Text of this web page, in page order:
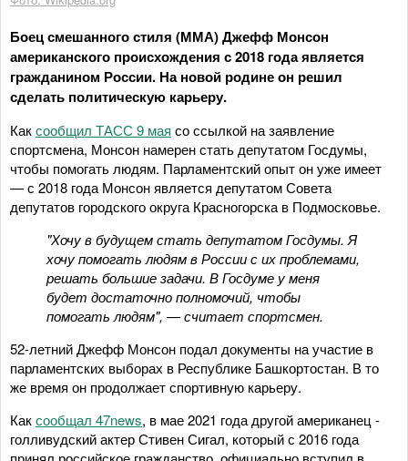
Боец смешанного стиля (ММА) Джефф Монсон
американского происхождения с 2018 года является
гражданином России. На новой родине он решил
сделать политическую карьеру.
Каксообщил ТАСС 9 мая со ссылкой на заявление
спортсмена, Монсон намерен стать депутатом Госдумы,
чтобы помогать людям. Парламентский опыт он уже имеет
— с 2018 года Монсон является депутатом Совета
депутатов городского округа Красногорска в Подмосковье.
"Хочу в будущем стать депутатом Госдумы. Я
хочу помогать людям в России с их проблемами,
решать большие задачи. В Госдуме у меня
будет достаточно полномочий, чтобы
помогать людям", — считает спортсмен.
52-летний Джефф Монсон подал документы на участие в
парламентских выборах в Республике Башкортостан. В то
же время он продолжает спортивную карьеру.
Каксообщал 47news, в мае 2021 года другой американец -
голливудский актер Стивен Сигал, который с 2016 года